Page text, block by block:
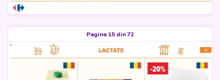
Pagina 15 din 72